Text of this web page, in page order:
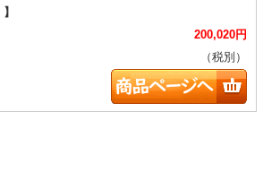
200,020円
（税別）